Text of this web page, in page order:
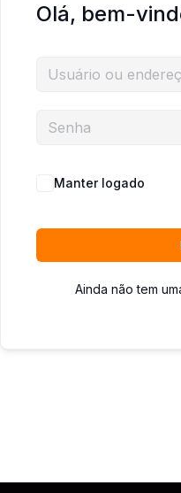
Olá, bem-
Manter logado
Ainda não tem